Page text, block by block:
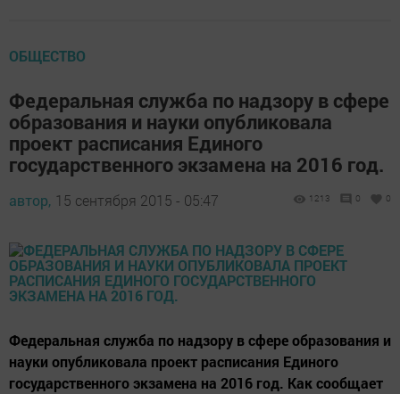
ОБЩЕСТВО
Федеральная служба по надзору в сфере
образования и науки опубликовала
проект расписания Единого
государственного экзамена на 2016 год.
автор, 15 сентября 2015 - 05:47 1213 0 0
Федеральная служба по надзору в сфере образования и
науки опубликовала проект расписания Единого
государственного экзамена на 2016 год. Как сообщает